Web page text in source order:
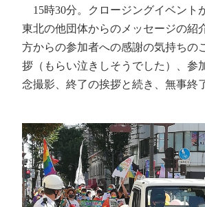
15時30分。クロージングイベント
東北の他団体からのメッセージの紹
方からの参加者への感謝の気持ちの
拶（もらい泣きしそうでした）、参
念撮影、終了の挨拶と続き、無事終